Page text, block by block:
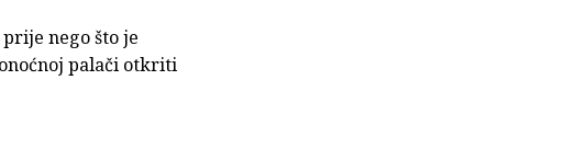
nego što je
palači otkriti